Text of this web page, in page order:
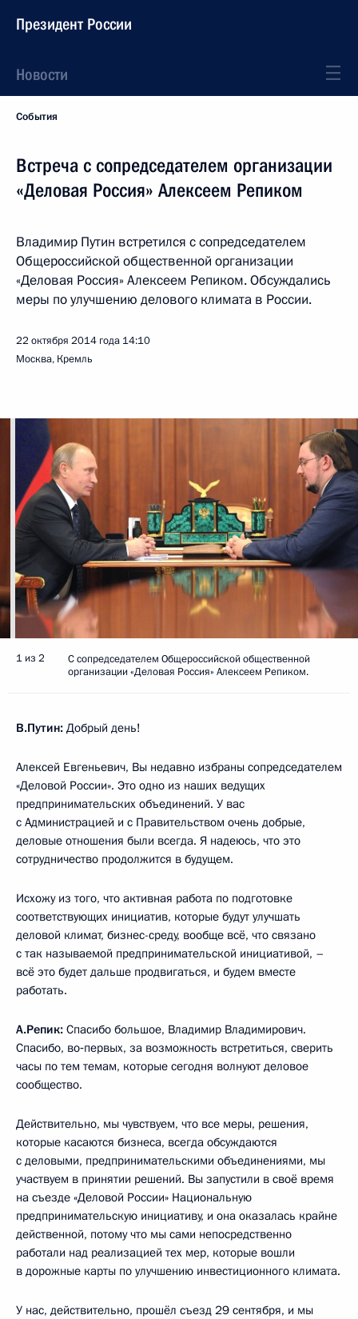
Президент России
Новости
События
Встреча с сопредседателем организации
«Деловая Россия» Алексеем Репиком
Владимир Путин встретился с сопредседателем
Общероссийской общественной организации
«Деловая Россия» Алексеем Репиком. Обсуждались
меры по улучшению делового климата в России.
22 октября 2014 года 14:10
Москва, Кремль
1 из 2
С сопредседателем Общероссийской общественной
организации «Деловая Россия» Алексеем Репиком.
В.Путин: Добрый день!
Алексей Евгеньевич, Вы недавно избраны сопредседателем
«Деловой России». Это одно из наших ведущих
предпринимательских объединений. У вас
с Администрацией и с Правительством очень добрые,
деловые отношения были всегда. Я надеюсь, что это
сотрудничество продолжится в будущем.
Исхожу из того, что активная работа по подготовке
соответствующих инициатив, которые будут улучшать
деловой климат, бизнес-среду, вообще всё, что связано
с так называемой предпринимательской инициативой, –
всё это будет дальше продвигаться, и будем вместе
работать.
А.Репик: Спасибо большое, Владимир Владимирович.
Спасибо, во‑первых, за возможность встретиться, сверить
часы по тем темам, которые сегодня волнуют деловое
сообщество.
Действительно, мы чувствуем, что все меры, решения,
которые касаются бизнеса, всегда обсуждаются
с деловыми, предпринимательскими объединениями, мы
участвуем в принятии решений. Вы запустили в своё время
на съезде «Деловой России» Национальную
предпринимательскую инициативу, и она оказалась крайне
действенной, потому что мы сами непосредственно
работали над реализацией тех мер, которые вошли
в дорожные карты по улучшению инвестиционного климата.
У нас, действительно, прошёл съезд 29 сентября, и мы